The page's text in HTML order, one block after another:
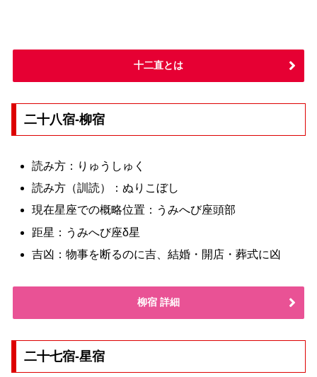
十二直とは
二十八宿-柳宿
読み方：りゅうしゅく
読み方（訓読）：ぬりこぼし
現在星座での概略位置：うみへび座頭部
距星：うみへび座δ星
吉凶：物事を断るのに吉、結婚・開店・葬式に凶
柳宿 詳細
二十七宿-星宿